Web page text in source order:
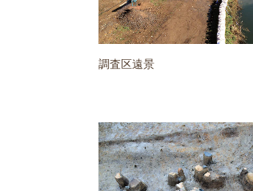
調査区遠景